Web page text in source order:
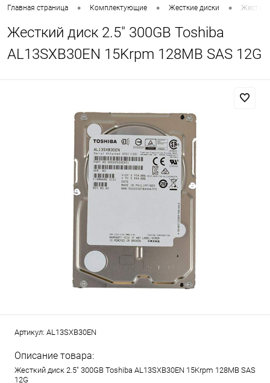
Главная страница • Комплектующие • Жесткие диски •
Жесткий диск 2.5" 300GB Toshiba
AL13SXB30EN 15Krpm 128MB SAS 12G
Артикул: AL13SXB30EN
Описание товара:
Жесткий диск 2.5" 300GB Toshiba AL13SXB30EN 15Krpm 128MB SAS
12G